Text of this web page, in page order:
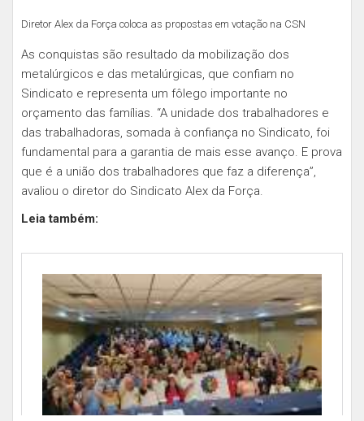
Diretor Alex da Força coloca as propostas em votação na CSN
As conquistas são resultado da mobilização dos
metalúrgicos e das metalúrgicas, que confiam no
Sindicato e representa um fôlego importante no
orçamento das famílias. “A unidade dos trabalhadores e
das trabalhadoras, somada à confiança no Sindicato, foi
fundamental para a garantia de mais esse avanço. E prova
que é a união dos trabalhadores que faz a diferença”,
avaliou o diretor do Sindicato Alex da Força.
Leia também: